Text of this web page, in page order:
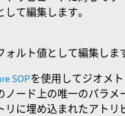
て編集します。
ォルト値として編集しま
SOPを使用してジオメ
ノード上の唯一のパラメ
リに埋め込まれたアトリ